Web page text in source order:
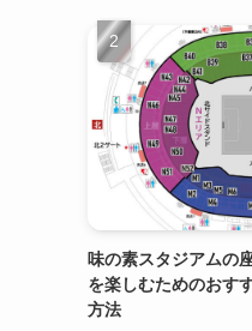
味の素スタジアムの
を楽しむためのおす
方法